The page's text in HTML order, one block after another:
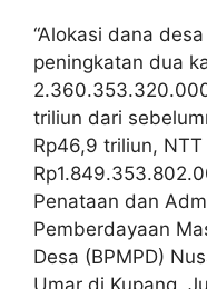
“Alokasi dana
peningkatan dua
triliun dari
Rp46,9 triliun,
Penataan dan
Pemberdayaan
Desa (BPMPD)
Umar di Kupang,